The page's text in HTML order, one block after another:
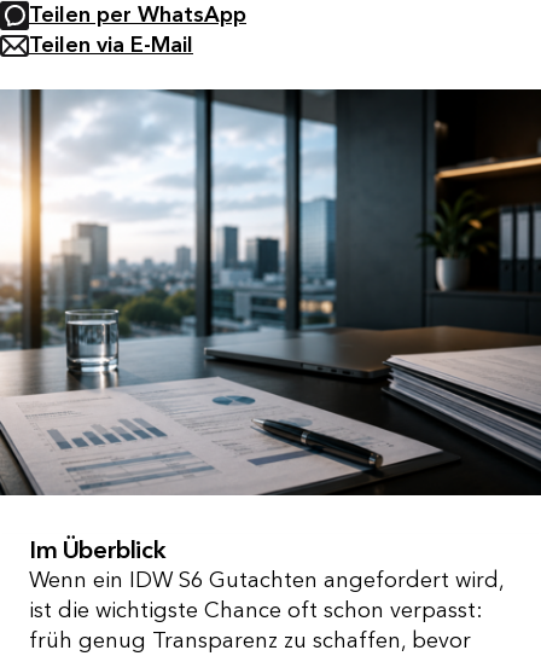
Teilen per WhatsApp
Teilen via E-Mail
Im Überblick
Wenn ein IDW S6 Gutachten angefordert wird,
ist die wichtigste Chance oft schon verpasst:
früh genug Transparenz zu schaffen, bevor